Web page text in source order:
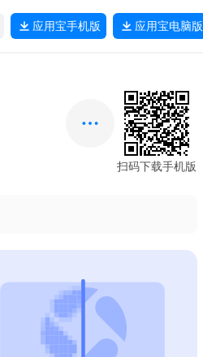
应用宝手机版 应用宝电脑版
扫码下载手机版